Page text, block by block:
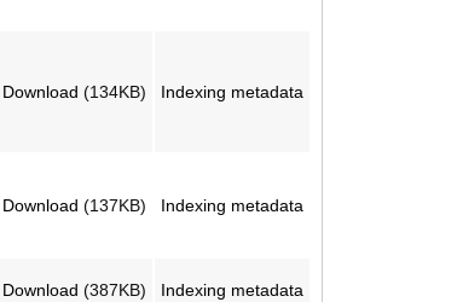
Download (134KB) Indexing metadata
Download (137KB) Indexing metadata
Download (387KB) Indexing metadata